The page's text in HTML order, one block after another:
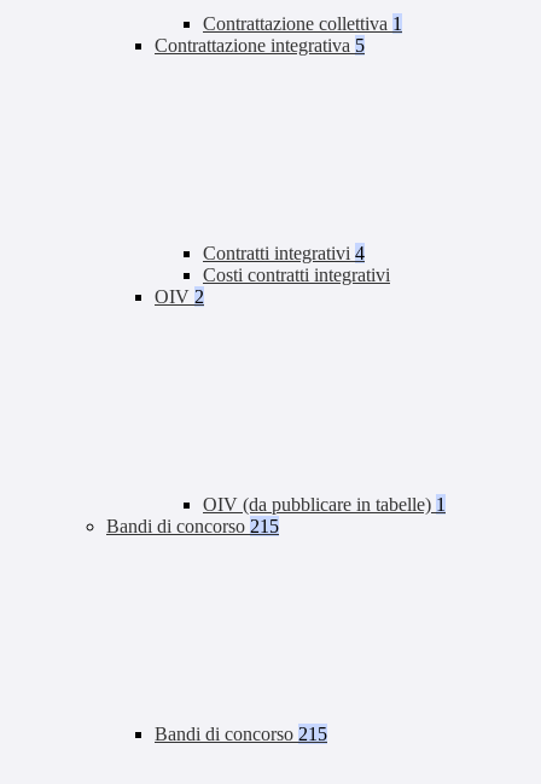
Contrattazione collettiva 1
Contrattazione integrativa 5
Contratti integrativi 4
Costi contratti integrativi
OIV 2
OIV (da pubblicare in tabelle) 1
Bandi di concorso 215
Bandi di concorso 215